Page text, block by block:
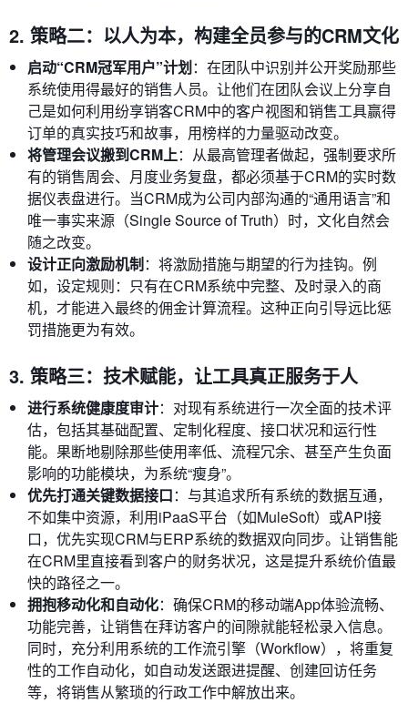
2. 策略二：以人为本，构建全员参与的CRM文化
启动“CRM冠军用户”计划：在团队中识别并公开奖励那些
系统使用得最好的销售人员。让他们在团队会议上分享自
己是如何利用纷享销客CRM中的客户视图和销售工具赢得
订单的真实技巧和故事，用榜样的力量驱动改变。
将管理会议搬到CRM上：从最高管理者做起，强制要求所
有的销售周会、月度业务复盘，都必须基于CRM的实时数
据仪表盘进行。当CRM成为公司内部沟通的“通用语言”和
唯一事实来源（Single Source of Truth）时，文化自然会
随之改变。
设计正向激励机制：将激励措施与期望的行为挂钩。例
如，设定规则：只有在CRM系统中完整、及时录入的商
机，才能进入最终的佣金计算流程。这种正向引导远比惩
罚措施更为有效。
3. 策略三：技术赋能，让工具真正服务于人
进行系统健康度审计：对现有系统进行一次全面的技术评
估，包括其基础配置、定制化程度、接口状况和运行性
能。果断地剔除那些使用率低、流程冗余、甚至产生负面
影响的功能模块，为系统“瘦身”。
优先打通关键数据接口：与其追求所有系统的数据互通，
不如集中资源，利用iPaaS平台（如MuleSoft）或API接
口，优先实现CRM与ERP系统的数据双向同步。让销售能
在CRM里直接看到客户的财务状况，这是提升系统价值最
快的路径之一。
拥抱移动化和自动化：确保CRM的移动端App体验流畅、
功能完善，让销售在拜访客户的间隙就能轻松录入信息。
同时，充分利用系统的工作流引擎（Workflow），将重复
性的工作自动化，如自动发送跟进提醒、创建回访任务
等，将销售从繁琐的行政工作中解放出来。